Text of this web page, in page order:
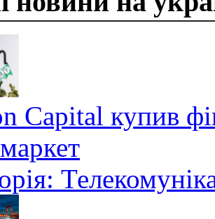
Capital купив